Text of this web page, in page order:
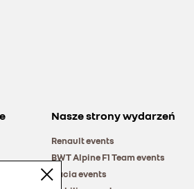
Nasze strony wydarzeń
Renault events
BWT Alpine F1 Team events
Dacia events